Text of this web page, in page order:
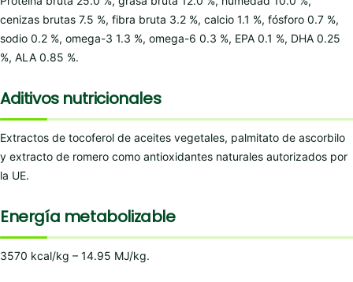
cenizas brutas 7.5 %, fibra bruta 3.2 %, calcio 1.1 %, fósforo 0.7 %,
sodio 0.2 %, omega-3 1.3 %, omega-6 0.3 %, EPA 0.1 %, DHA 0.25
%, ALA 0.85 %.
Aditivos nutricionales
Extractos de tocoferol de aceites vegetales, palmitato de ascorbilo
y extracto de romero como antioxidantes naturales autorizados por
la UE.
Energía metabolizable
3570 kcal/kg – 14.95 MJ/kg.